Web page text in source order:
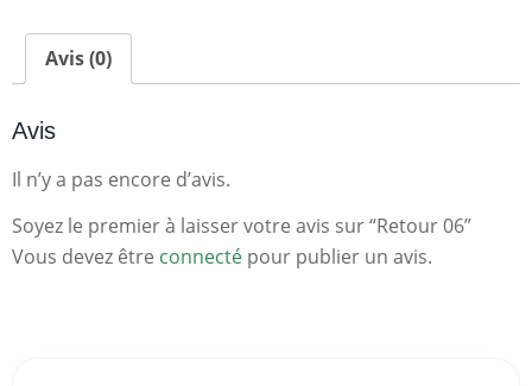
Avis (0)
Avis
Il n’y a pas encore d’avis.
Soyez le premier à laisser votre avis sur “Retour 06”
Vous devez être connecté pour publier un avis.